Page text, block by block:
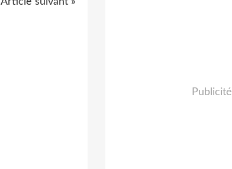
Publicité